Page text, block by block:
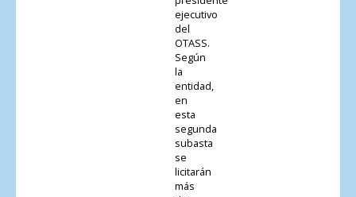
ejecutivo
del
OTASS.
Según
la
entidad,
en
esta
segunda
subasta
se
licitarán
más